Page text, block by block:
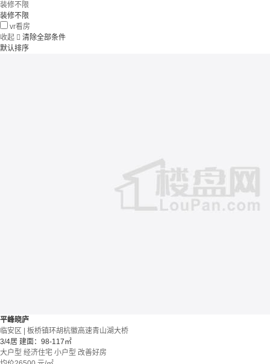
装修不限
装修不限
vr看房
收起  清除全部条件
默认排序
平峰晓庐
临安区 | 板桥镇环胡杭徽高速青山湖大桥
3/4居 建面：98-117㎡
大户型 经济住宅 小户型 改善好房